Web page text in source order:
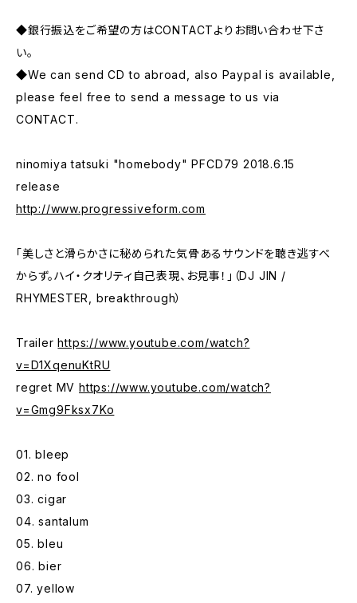
◆銀行振込をご希望の方はCONTACTよりお問い合わせ下さ
い。
◆We can send CD to abroad, also Paypal is available,
please feel free to send a message to us via
CONTACT.
ninomiya tatsuki "homebody" PFCD79 2018.6.15
release
http://www.progressiveform.com
「美しさと滑らかさに秘められた気骨あるサウンドを聴き逃すべ
からず。ハイ・クオリティ自己表現、お見事！」（DJ JIN /
RHYMESTER, breakthrough）
Trailerhttps://www.youtube.com/watch?
v=D1XqenuKtRU
regret MV https://www.youtube.com/watch?
v=Gmg9Fksx7Ko
01. bleep
02. no fool
03. cigar
04. santalum
05. bleu
06. bier
07. yellow